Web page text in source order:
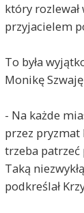
który rozlewał
przyjacielem
To była
Monikę
- Na każde
przez
trzeba
Taką
podkreślał